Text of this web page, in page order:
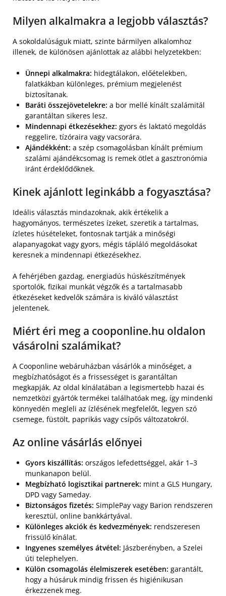
Milyen alkalmakra a legjobb választás?
A sokoldalúságuk miatt, szinte bármilyen alkalomhoz
illenek, de különösen ajánlottak az alábbi helyzetekben:
Ünnepi alkalmakra: hidegtálakon, előételekben,
falatkákban különleges, prémium megjelenést
biztosítanak.
Baráti összejövetelekre: a bor mellé kínált szalámitál
garantáltan sikeres lesz.
Mindennapi étkezésekhez: gyors és laktató megoldás
reggelire, tízóraira vagy vacsorára.
Ajándékként: a szép csomagolásban kínált prémium
szalámi ajándékcsomag is remek ötlet a gasztronómia
iránt érdeklődőknek.
Kinek ajánlott leginkább a fogyasztása?
Ideális választás mindazoknak, akik értékelik a
hagyományos, természetes ízeket, szeretik a tartalmas,
ízletes húsételeket, fontosnak tartják a minőségi
alapanyagokat vagy gyors, mégis tápláló megoldásokat
keresnek a mindennapi étkezésekhez.
A fehérjében gazdag, energiadús húskészítmények
sportolók, fizikai munkát végzők és a tartalmasabb
étkezéseket kedvelők számára is kiváló választást
jelentenek.
Miért éri meg a cooponline.hu oldalon
vásárolni szalámikat?
A Cooponline webáruházban vásárlók a minőséget, a
megbízhatóságot és a frissességet is garantáltan
megkapják. Az oldal kínálatában a legismertebb hazai és
nemzetközi gyártók termékei találhatóak meg, így mindenki
könnyedén megleli az ízlésének megfelelőt, legyen szó
csemege, füstölt, paprikás vagy csípős változatokról.
Az online vásárlás előnyei
Gyors kiszállítás: országos lefedettséggel, akár 1–3
munkanapon belül.
Megbízható logisztikai partnerek: mint a GLS Hungary,
DPD vagy Sameday.
Biztonságos fizetés: SimplePay vagy Barion rendszeren
keresztül, online bankkártyával.
Különleges akciók és kedvezmények: rendszeresen
frissülő kínálat.
Ingyenes személyes átvétel: Jászberényben, a Szelei
úti telephelyen.
Külön csomagolás élelmiszerek esetében: garantált,
hogy a húsáruk mindig frissen és higiénikusan
érkezzenek meg.